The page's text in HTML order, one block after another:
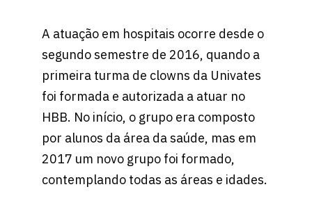
A atuação em hospitais ocorre desde o
segundo semestre de 2016, quando a
primeira turma de clowns da Univates
foi formada e autorizada a atuar no
HBB. No início, o grupo era composto
por alunos da área da saúde, mas em
2017 um novo grupo foi formado,
contemplando todas as áreas e idades.